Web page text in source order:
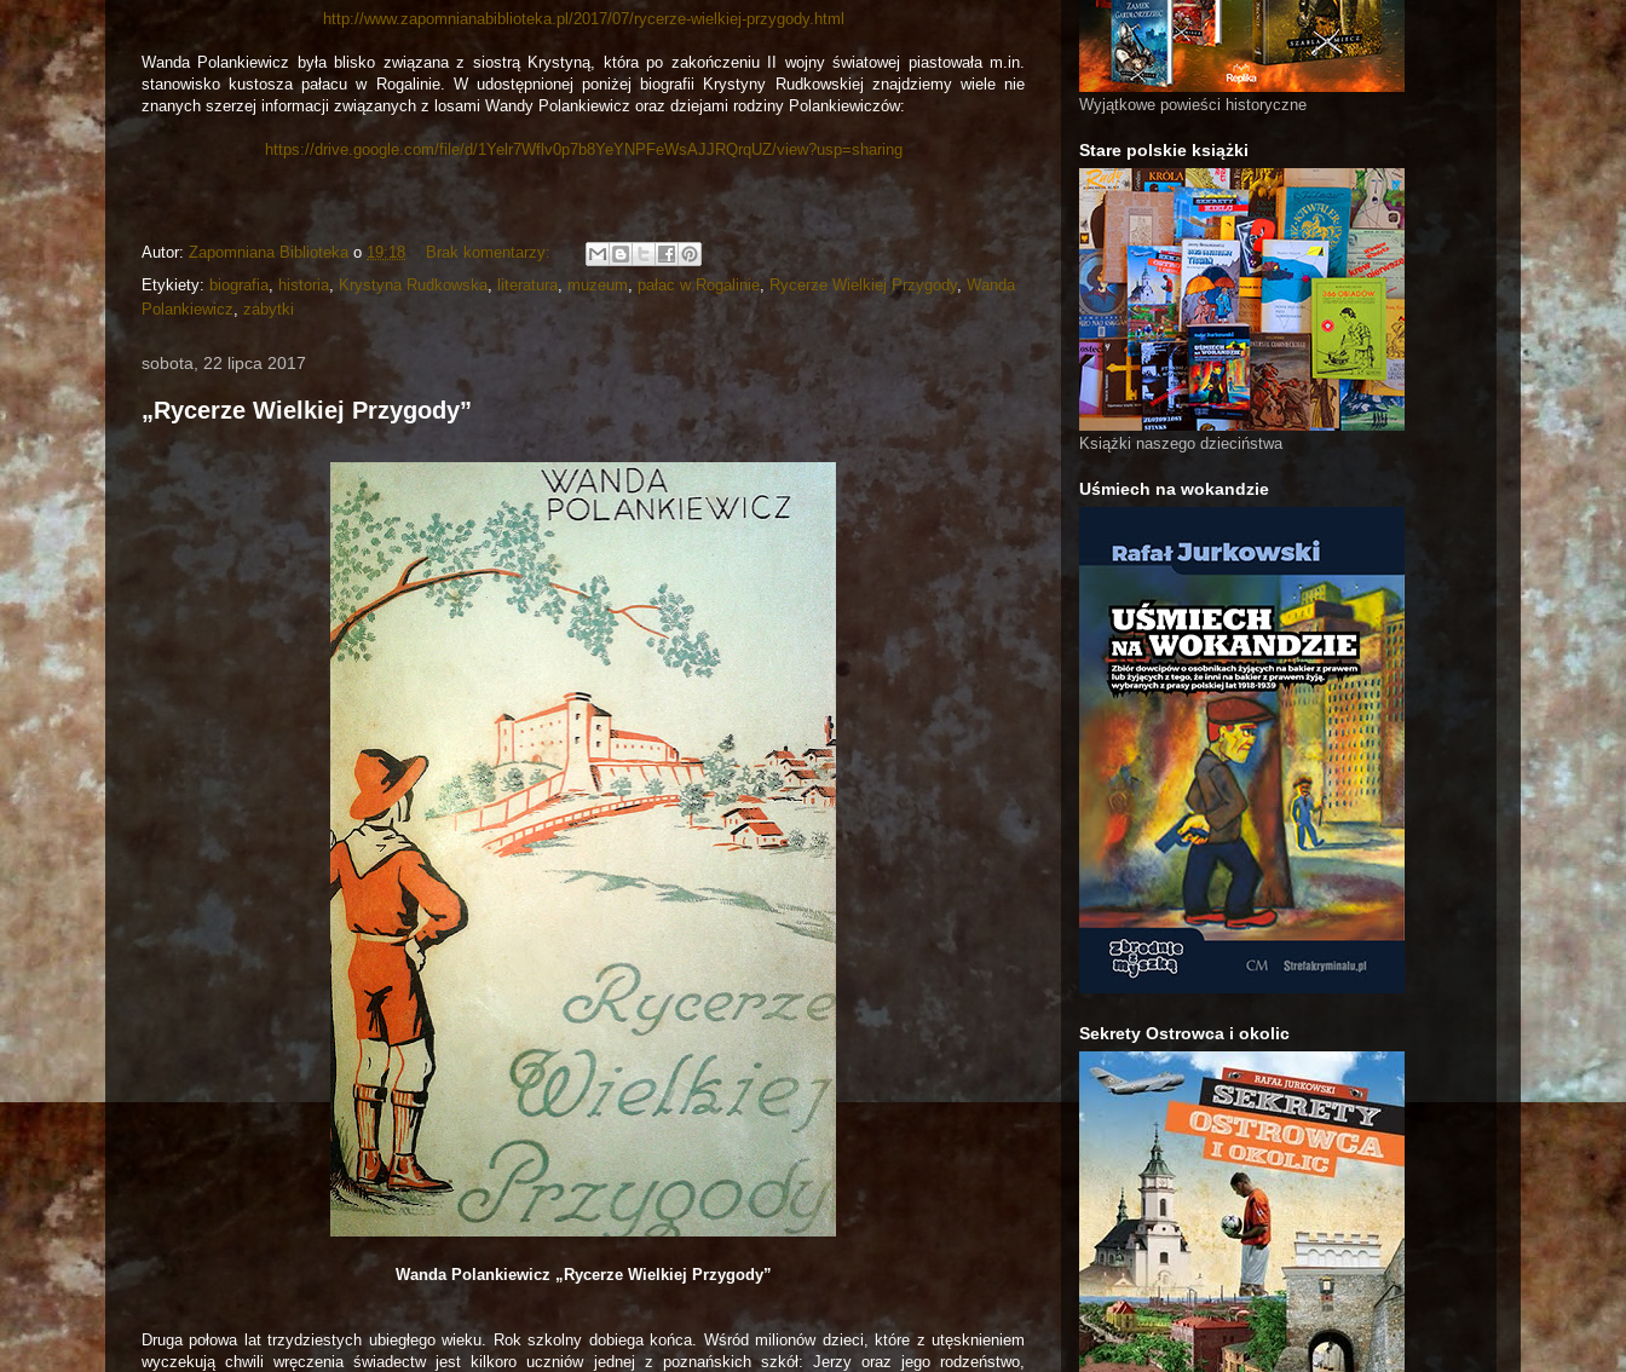
http://www.zapomnianabiblioteka.pl/2017/07/rycerze-wielkiej-przygody.html
Wanda Polankiewicz była blisko związana z siostrą Krystyną, która po zakończeniu II wojny światowej piastowała m.in.
stanowisko kustosza pałacu w Rogalinie. W udostępnionej poniżej biografii Krystyny Rudkowskiej znajdziemy wiele nie
znanych szerzej informacji związanych z losami Wandy Polankiewicz oraz dziejami rodziny Polankiewiczów:
https://drive.google.com/file/d/1Yelr7Wflv0p7b8YeYNPFeWsAJJRQrqUZ/view?usp=sharing
Autor: Zapomniana Biblioteka o 19:18
Brak komentarzy:
Etykiety: biografia historia Krystyna Rudkowska literatura muzeum pałac w Rogalinie Rycerze Wielkiej Przygody, Wanda
Polankiewicz
zabytki
sobota, 22 lipca 2017
„Rycerze Wielkiej Przygody”
Wanda Polankiewicz „Rycerze Wielkiej Przygody”
Druga połowa lat trzydziestych ubiegłego wieku. Rok szkolny dobiega końca. Wśród milionów dzieci, które z utęsknieniem
wyczekują chwili wręczenia świadectw jest kilkoro uczniów jednej z poznańskich szkół: Jerzy oraz jego rodzeństwo,
Wyjątkowe powieści historyczne
Stare polskie książki
Książki naszego dzieciństwa
Uśmiech na wokandzie
Sekrety Ostrowca i okolic